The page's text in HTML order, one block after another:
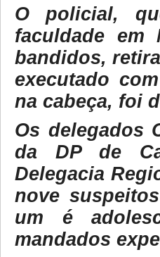
O policial,
faculdade em
bandidos,
executado
na cabeça, foi
Os delegados
da DP de
Delegacia
nove
um é
mandados